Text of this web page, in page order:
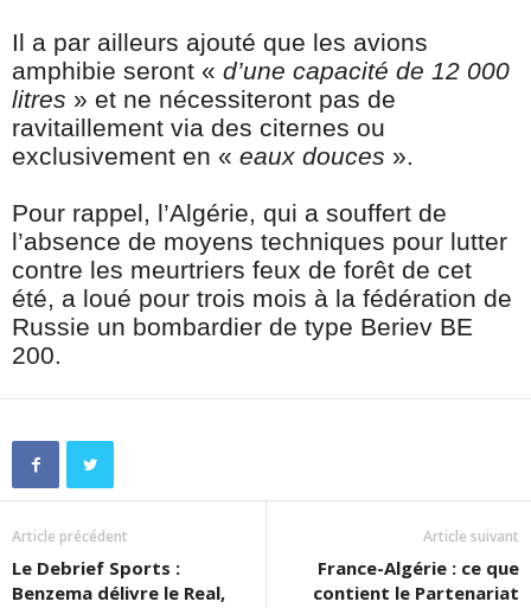
Il a par ailleurs ajouté que les avions
amphibie seront « d’une capacité de 12 000
litres » et ne nécessiteront pas de
ravitaillement via des citernes ou
exclusivement en « eaux douces ».
Pour rappel, l’Algérie, qui a souffert de
l’absence de moyens techniques pour lutter
contre les meurtriers feux de forêt de cet
été, a loué pour trois mois à la fédération de
Russie un bombardier de type Beriev BE
200.
Article précédent
Le Debrief Sports :
Benzema délivre le Real,
Article suivant
France-Algérie : ce que
contient le Partenariat